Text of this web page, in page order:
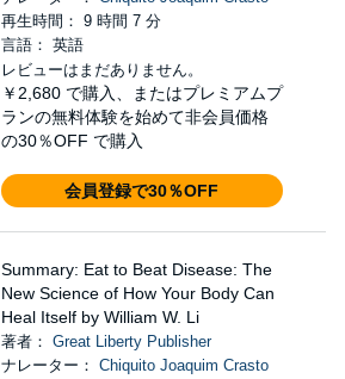
再生時間： 9 時間 7 分
言語： 英語
レビューはまだありません。
￥2,680 で購入、またはプレミアムプ
ランの無料体験を始めて非会員価格
の30％OFF で購入
会員登録で30％OFF
Summary: Eat to Beat Disease: The
New Science of How Your Body Can
Heal Itself by William W. Li
著者： Great Liberty Publisher
ナレーター： Chiquito Joaquim Crasto